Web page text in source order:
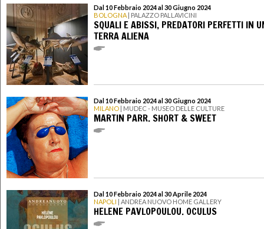
Dal 10 Febbraio 2024 al 30 Giugno 2024
BOLOGNA | PALAZZO PALLAVICINI
SQUALI E ABISSI, PREDATORI PERFETTI IN
TERRA ALIENA
Dal 10 Febbraio 2024 al 30 Giugno 2024
MILANO | MUDEC - MUSEO DELLE CULTURE
MARTIN PARR. SHORT & SWEET
Dal 10 Febbraio 2024 al 30 Aprile 2024
NAPOLI | ANDREA NUOVO HOME GALLERY
HELENE PAVLOPOULOU. OCULUS